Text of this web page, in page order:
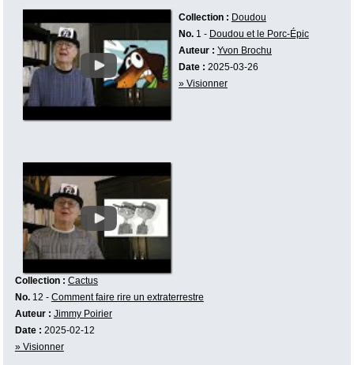
Collection : Doudou
No.1 - Doudou et le Porc-Épic
Auteur : Yvon Brochu
Date : 2025-03-26
» Visionner
Collection : Cactus
No.12 - Comment faire rire un extraterrestre
Auteur : Jimmy Poirier
Date : 2025-02-12
» Visionner